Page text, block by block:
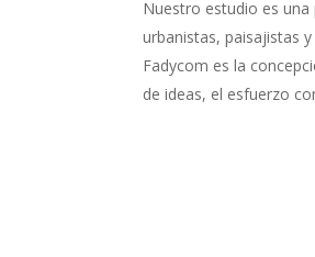
Nuestro estudio es
urbanistas, paisajistas
Fadycom es la
de ideas, el esfuerzo